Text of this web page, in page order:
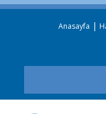
Anasayfa |